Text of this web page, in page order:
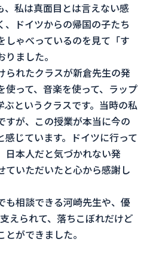
、私は真面目とは言えない感
、ドイツからの帰国の子たち
しゃべっているのを見て「す
ました。
られたクラスが新倉先生の発
使って、音楽を使って、ラップ
ぶというクラスです。当時の私
すが、この授業が本当に今の
感じています。ドイツに行って
日本人だと気づかれない発
ていただいたと心から感謝し
も相談できる河崎先生や、優
えられて、落ちこぼれだけど
ができました。